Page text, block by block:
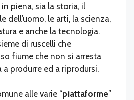
piena, sia la storia, il
dell’uomo, le arti, la scienza,
e anche la tecnologia.
di ruscelli che
fiume che non si arresta
produrre ed a riprodursi.
alle varie “piattaforme”